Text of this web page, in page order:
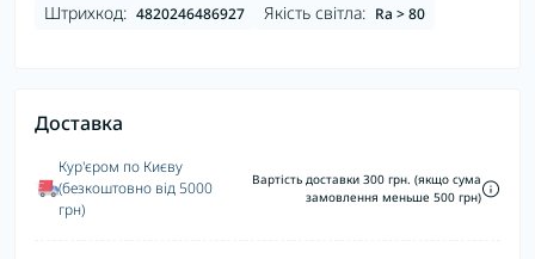
Штрихкод: 4820246486927 Якість світла: Ra > 80
Доставка
Кур'єром по Києву
(безкоштовно від 5000
грн)
Вартість доставки 300 грн. (якщо сума
замовлення меньше 500 грн)